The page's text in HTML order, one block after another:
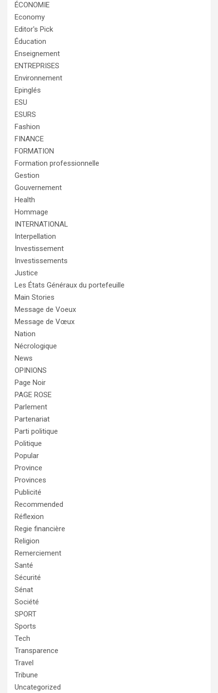
ÉCONOMIE
Economy
Editor's Pick
Éducation
Enseignement
ENTREPRISES
Environnement
Epinglés
ESU
ESURS
Fashion
FINANCE
FORMATION
Formation professionnelle
Gestion
Gouvernement
Health
Hommage
INTERNATIONAL
Interpellation
Investissement
Investissements
Justice
Les États Généraux du portefeuille
Main Stories
Message de Voeux
Message de Vœux
Nation
Nécrologique
News
OPINIONS
Page Noir
PAGE ROSE
Parlement
Partenariat
Parti politique
Politique
Popular
Province
Provinces
Publicité
Recommended
Réflexion
Regie financière
Religion
Remerciement
Santé
Sécurité
Sénat
Société
SPORT
Sports
Tech
Transparence
Travel
Tribune
Uncategorized